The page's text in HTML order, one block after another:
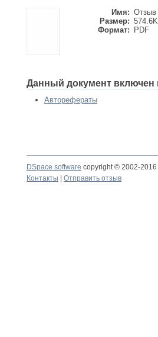
Имя: Отзыв
Размер:
Формат:
PDF
Данный документ
Авторефераты
DSpace software copyright © 2002-2016
Контакты
Отправить отзыв